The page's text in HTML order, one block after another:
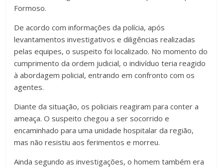
Formoso.
De acordo com informações da polícia, após
levantamentos investigativos e diligências realizadas
pelas equipes, o suspeito foi localizado. No momento do
cumprimento da ordem judicial, o indivíduo teria reagido
à abordagem policial, entrando em confronto com os
agentes.
Diante da situação, os policiais reagiram para conter a
ameaça. O suspeito chegou a ser socorrido e
encaminhado para uma unidade hospitalar da região,
mas não resistiu aos ferimentos e morreu.
Ainda segundo as investigações, o homem também era